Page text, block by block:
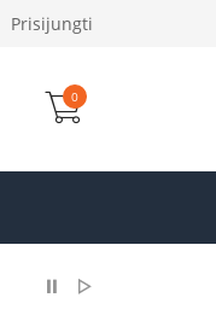
Prisijungti
0